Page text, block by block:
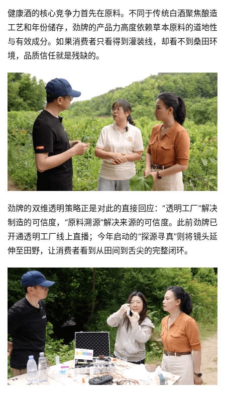
健康酒的核心竞争力首先在原料。不同于传统白酒聚焦酿造
工艺和年份储存，劲牌的产品力高度依赖草本原料的道地性
与有效成分。如果消费者只看得到灌装线，却看不到桑田环
境，品质信任就是残缺的。
劲牌的双维透明策略正是对此的直接回应：“透明工厂”解决
制造的可信度，“原料溯源”解决来源的可信度。此前劲牌已
开通透明工厂线上直播；今年启动的“探源寻真”则将镜头延
伸至田野，让消费者看到从田间到舌尖的完整闭环。